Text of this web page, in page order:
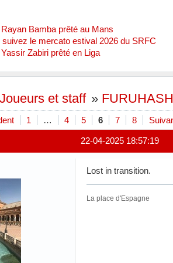
Bamba prêté au Mans
suivez le mercato estival 2026 du SRFC
Zabiri prêté en Liga
Joueurs et staff »
1 … 4 5 6 7 8
22-04-2025 18:57:19
Lost in transition.
La place d'Espagne